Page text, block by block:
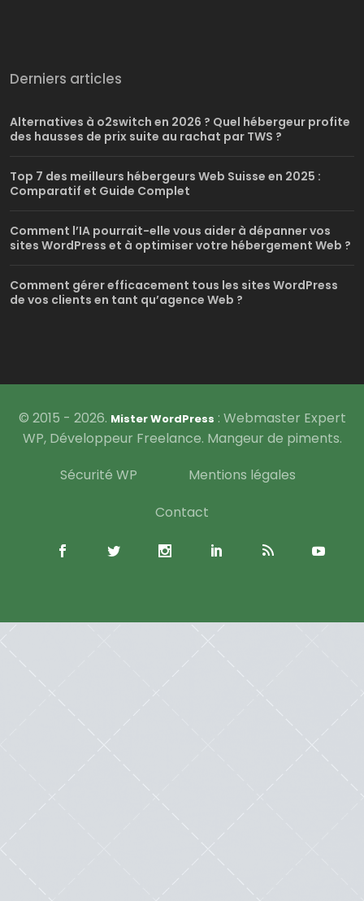
Derniers articles
Alternatives à o2switch en 2026 ? Quel hébergeur profite
des hausses de prix suite au rachat par TWS ?
Top 7 des meilleurs hébergeurs Web Suisse en 2025 :
Comparatif et Guide Complet
Comment l’IA pourrait-elle vous aider à dépanner vos
sites WordPress et à optimiser votre hébergement Web ?
Comment gérer efficacement tous les sites WordPress
de vos clients en tant qu’agence Web ?
© 2015 - 2026. Mister WordPress : Webmaster Expert
WP, Développeur Freelance. Mangeur de piments.
Sécurité WP
Mentions légales
Contact